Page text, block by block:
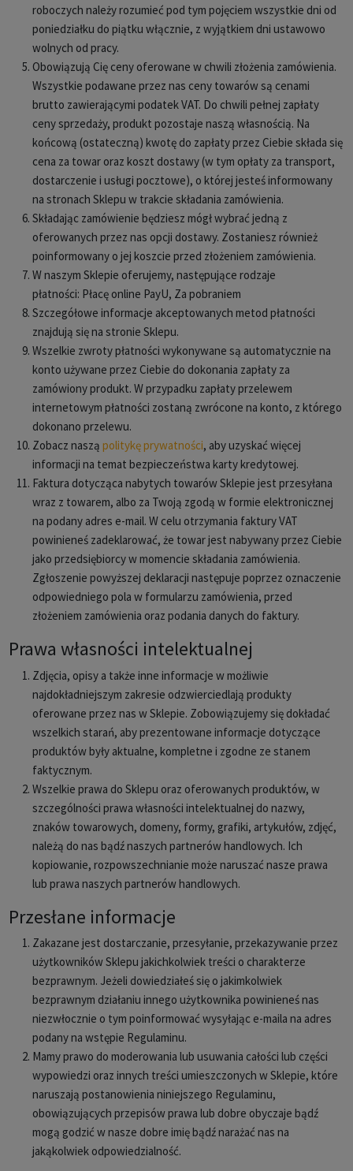
roboczych należy rozumieć pod tym pojęciem wszystkie dni od
poniedziałku do piątku włącznie, z wyjątkiem dni ustawowo
wolnych od pracy.
Obowiązują Cię ceny oferowane w chwili złożenia zamówienia.
Wszystkie podawane przez nas ceny towarów są cenami
brutto zawierającymi podatek VAT. Do chwili pełnej zapłaty
ceny sprzedaży, produkt pozostaje naszą własnością. Na
końcową (ostateczną) kwotę do zapłaty przez Ciebie składa się
cena za towar oraz koszt dostawy (w tym opłaty za transport,
dostarczenie i usługi pocztowe), o której jesteś informowany
na stronach Sklepu w trakcie składania zamówienia.
Składając zamówienie będziesz mógł wybrać jedną z
oferowanych przez nas opcji dostawy. Zostaniesz również
poinformowany o jej koszcie przed złożeniem zamówienia.
W naszym Sklepie oferujemy, następujące rodzaje
płatności: Płacę online PayU, Za pobraniem
Szczegółowe informacje akceptowanych metod płatności
znajdują się na stronie Sklepu.
Wszelkie zwroty płatności wykonywane są automatycznie na
konto używane przez Ciebie do dokonania zapłaty za
zamówiony produkt. W przypadku zapłaty przelewem
internetowym płatności zostaną zwrócone na konto, z którego
dokonano przelewu.
Zobacz nasząpolitykę prywatności, aby uzyskać więcej
informacji na temat bezpieczeństwa karty kredytowej.
Faktura dotycząca nabytych towarów Sklepie jest przesyłana
wraz z towarem, albo za Twoją zgodą w formie elektronicznej
na podany adres e-mail. W celu otrzymania faktury VAT
powinieneś zadeklarować, że towar jest nabywany przez Ciebie
jako przedsiębiorcy w momencie składania zamówienia.
Zgłoszenie powyższej deklaracji następuje poprzez oznaczenie
odpowiedniego pola w formularzu zamówienia, przed
złożeniem zamówienia oraz podania danych do faktury.
Prawa własności intelektualnej
Zdjęcia, opisy a także inne informacje w możliwie
najdokładniejszym zakresie odzwierciedlają produkty
oferowane przez nas w Sklepie. Zobowiązujemy się dokładać
wszelkich starań, aby prezentowane informacje dotyczące
produktów były aktualne, kompletne i zgodne ze stanem
faktycznym.
Wszelkie prawa do Sklepu oraz oferowanych produktów, w
szczególności prawa własności intelektualnej do nazwy,
znaków towarowych, domeny, formy, grafiki, artykułów, zdjęć,
należą do nas bądź naszych partnerów handlowych. Ich
kopiowanie, rozpowszechnianie może naruszać nasze prawa
lub prawa naszych partnerów handlowych.
Przesłane informacje
Zakazane jest dostarczanie, przesyłanie, przekazywanie przez
użytkowników Sklepu jakichkolwiek treści o charakterze
bezprawnym. Jeżeli dowiedziałeś się o jakimkolwiek
bezprawnym działaniu innego użytkownika powinieneś nas
niezwłocznie o tym poinformować wysyłając e-maila na adres
podany na wstępie Regulaminu.
Mamy prawo do moderowania lub usuwania całości lub części
wypowiedzi oraz innych treści umieszczonych w Sklepie, które
naruszają postanowienia niniejszego Regulaminu,
obowiązujących przepisów prawa lub dobre obyczaje bądź
mogą godzić w nasze dobre imię bądź narażać nas na
jakąkolwiek odpowiedzialność.